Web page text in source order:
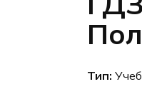
Тип: